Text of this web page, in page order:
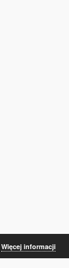
Więcej informacji